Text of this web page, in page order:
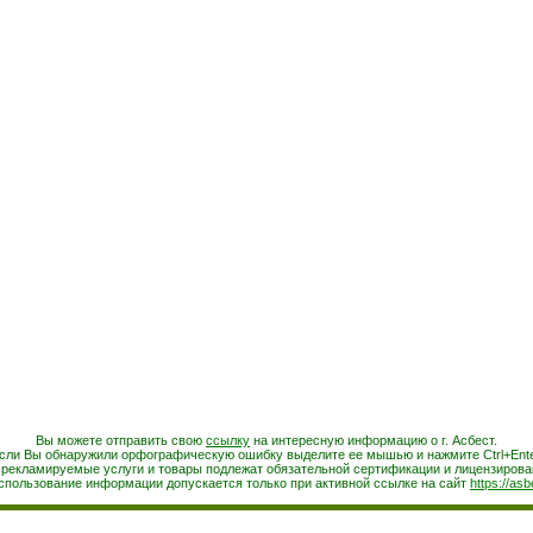
Вы можете отправить свою ссылку на интересную информацию о г. Асбест.
Вы обнаружили орфографическую ошибку выделите ее мышью и нажмите
услуги и товары подлежат обязательной сертификации и
информации допускается только при активной ссылке на сайт https://